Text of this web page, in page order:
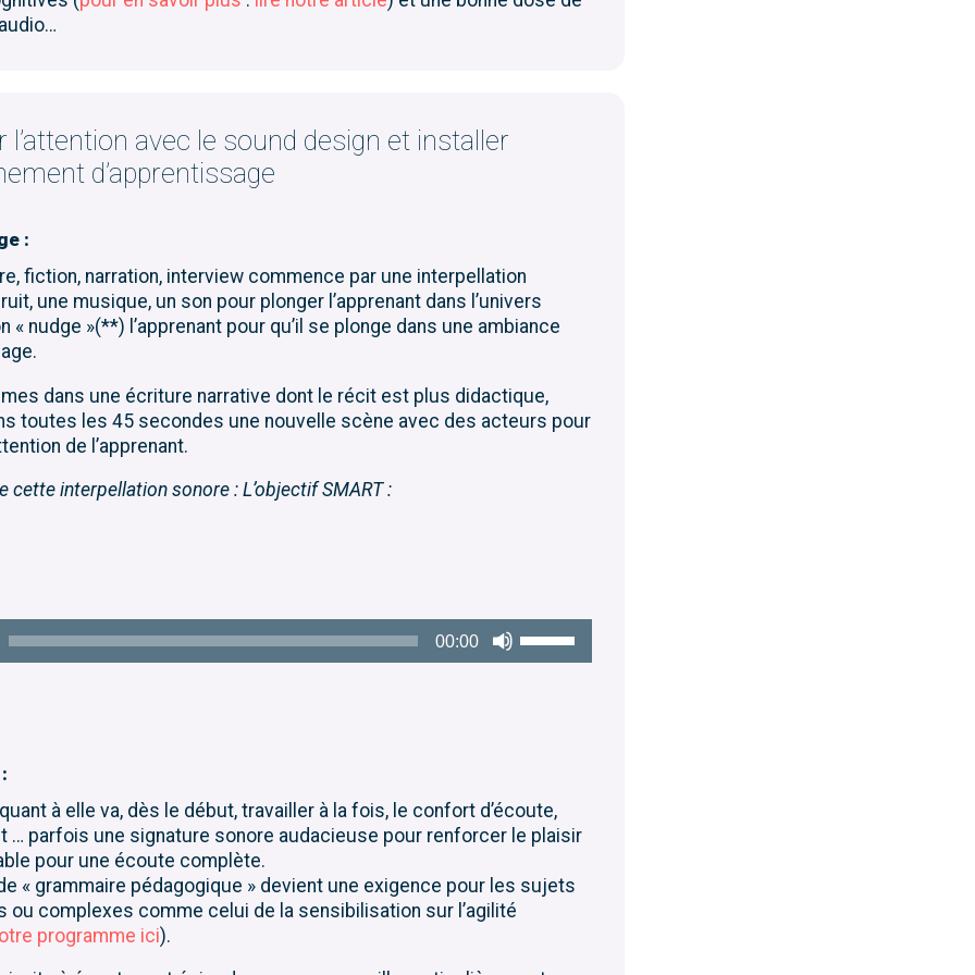
l’attention avec le sound design et installer
d’apprentissage
:
fiction, narration, interview commence par une interpellation
une musique, un son pour plonger l’apprenant dans l’univers
« nudge »(**) l’apprenant pour qu’il se plonge dans une ambiance
.
dans une écriture narrative dont le récit est plus didactique,
toutes les 45 secondes une nouvelle scène avec des acteurs pour
de l’apprenant.
cette interpellation sonore : L’objectif SMART :
00:00
diminuer
le
à elle va, dès le début, travailler à la fois, le confort d’écoute,
… parfois une signature sonore audacieuse pour renforcer le plaisir
pour une écoute complète.
« grammaire pédagogique » devient une exigence pour les sujets
ou complexes comme celui de la sensibilisation sur l’agilité
programme ici).